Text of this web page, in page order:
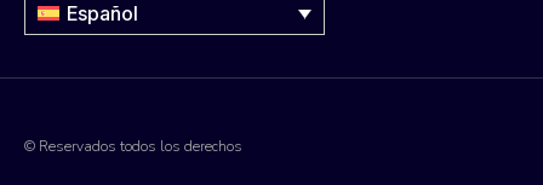
Español
© Reservados todos los derechos